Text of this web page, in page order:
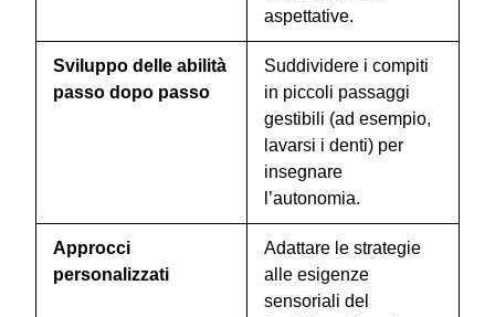
aspettative.
Sviluppo delle abilità
passo dopo passo
Suddividere i compiti
in piccoli passaggi
gestibili (ad esempio,
lavarsi i denti) per
insegnare
l’autonomia.
Approcci
personalizzati
Adattare le strategie
alle esigenze
sensoriali del